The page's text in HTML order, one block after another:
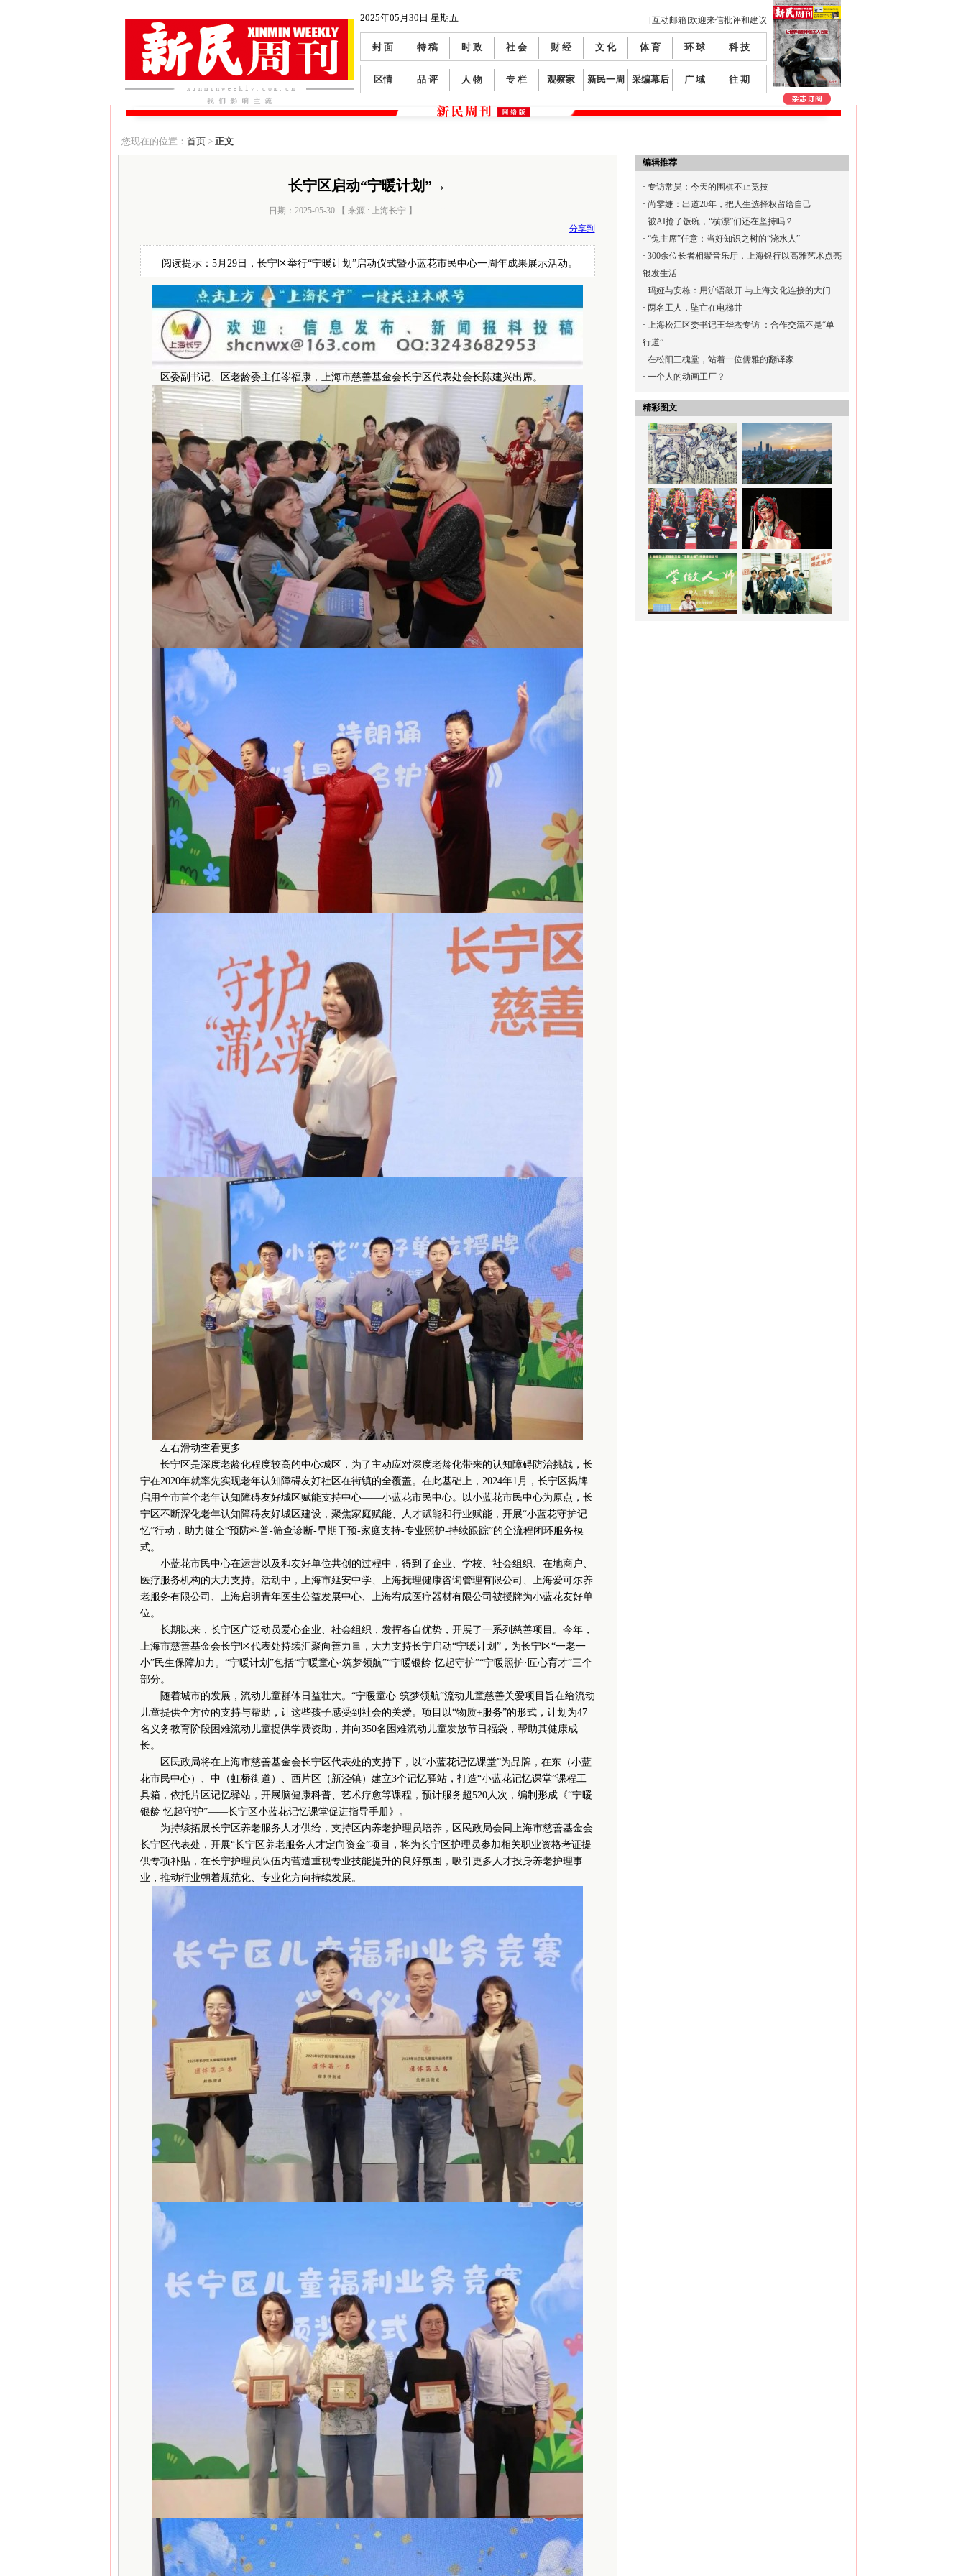
2025年05月30日 星期五 [互动邮箱]欢迎来信批评和建议
封 面 特 稿 时 政 社 会 财 经 文 化 体 育 环 球 科 技
区情 品 评 人 物 专 栏 观察家 新民一周 采编幕后 广 域 往 期
您现在的位置： 首页> 正文
长宁区启动“宁暖计划”→
日期：2025-05-30 【 来源 : 上海长宁 】
分享到
阅读提示：5月29日，长宁区举行“宁暖计划”启动仪式暨小蓝花市民中心一周年成果展示活动。
区委副书记、区老龄委主任岑福康，上海市慈善基金会长宁区代表处会长陈建兴出席。
左右滑动查看更多
长宁区是深度老龄化程度较高的中心城区，为了主动应对深度老龄化带来的认知障碍防治挑战，长
宁在2020年就率先实现老年认知障碍友好社区在街镇的全覆盖。在此基础上，2024年1月，长宁区揭牌
启用全市首个老年认知障碍友好城区赋能支持中心——小蓝花市民中心。以小蓝花市民中心为原点，长
宁区不断深化老年认知障碍友好城区建设，聚焦家庭赋能、人才赋能和行业赋能，开展“小蓝花守护记
忆”行动，助力健全“预防科普-筛查诊断-早期干预-家庭支持-专业照护-持续跟踪”的全流程闭环服务模
式。
小蓝花市民中心在运营以及和友好单位共创的过程中，得到了企业、学校、社会组织、在地商户、
医疗服务机构的大力支持。活动中，上海市延安中学、上海抚理健康咨询管理有限公司、上海爱可尔养
老服务有限公司、上海启明青年医生公益发展中心、上海宥成医疗器材有限公司被授牌为小蓝花友好单
位。
长期以来，长宁区广泛动员爱心企业、社会组织，发挥各自优势，开展了一系列慈善项目。今年，
上海市慈善基金会长宁区代表处持续汇聚向善力量，大力支持长宁启动“宁暖计划”，为长宁区“一老一
小”民生保障加力。“宁暖计划”包括“宁暖童心·筑梦领航”“宁暖银龄·忆起守护”“宁暖照护·匠心育才”三个
部分。
随着城市的发展，流动儿童群体日益壮大。“宁暖童心·筑梦领航”流动儿童慈善关爱项目旨在给流动
儿童提供全方位的支持与帮助，让这些孩子感受到社会的关爱。项目以“物质+服务”的形式，计划为47
名义务教育阶段困难流动儿童提供学费资助，并向350名困难流动儿童发放节日福袋，帮助其健康成
长。
区民政局将在上海市慈善基金会长宁区代表处的支持下，以“小蓝花记忆课堂”为品牌，在东（小蓝
花市民中心）、中（虹桥街道）、西片区（新泾镇）建立3个记忆驿站，打造“小蓝花记忆课堂”课程工
具箱，依托片区记忆驿站，开展脑健康科普、艺术疗愈等课程，预计服务超520人次，编制形成《“宁暖
银龄 忆起守护”——长宁区小蓝花记忆课堂促进指导手册》。
为持续拓展长宁区养老服务人才供给，支持区内养老护理员培养，区民政局会同上海市慈善基金会
长宁区代表处，开展“长宁区养老服务人才定向资金”项目，将为长宁区护理员参加相关职业资格考证提
供专项补贴，在长宁护理员队伍内营造重视专业技能提升的良好氛围，吸引更多人才投身养老护理事
业，推动行业朝着规范化、专业化方向持续发展。
编辑推荐
· 专访常昊：今天的围棋不止竞技
· 尚雯婕：出道20年，把人生选择权留给自己
· 被AI抢了饭碗，“横漂”们还在坚持吗？
· “兔主席”任意：当好知识之树的“浇水人”
· 300余位长者相聚音乐厅，上海银行以高雅艺术点亮
银发生活
· 玛娅与安栋：用沪语敲开 与上海文化连接的大门
· 两名工人，坠亡在电梯井
· 上海松江区委书记王华杰专访 ：合作交流不是“单
行道”
· 在松阳三槐堂，站着一位儒雅的翻译家
· 一个人的动画工厂？
精彩图文